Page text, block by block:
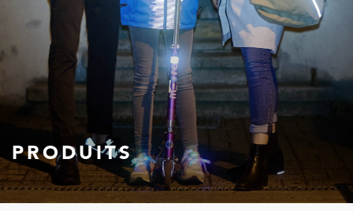
PRODUITS